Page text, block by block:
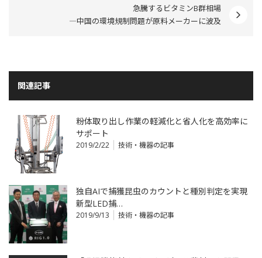
急騰するビタミンB群相場
―中国の環境規制問題が原料メーカーに波及
関連記事
粉体取り出し作業の軽減化と省人化を高効率に
サポート
2019/2/22 技術・機器の記事
独自AIで捕獲昆虫のカウントと種別判定を実現
新型LED捕…
2019/9/13 技術・機器の記事